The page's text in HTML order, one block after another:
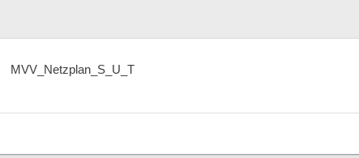
MVV_Netzplan_S_U_T